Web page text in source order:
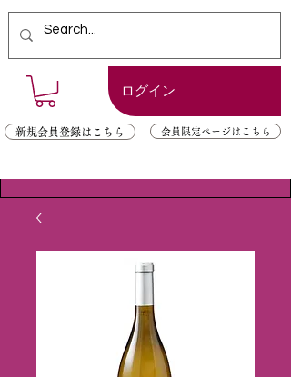
ログイン
新規会員登録はこちら 会員限定ページはこちら